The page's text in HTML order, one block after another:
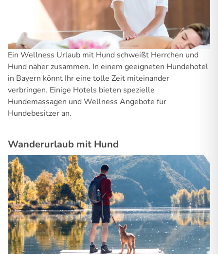
Ein Wellness Urlaub mit Hund schweißt Herrchen und
Hund näher zusammen. In einem geeigneten Hundehotel
in Bayern könnt Ihr eine tolle Zeit miteinander
verbringen. Einige Hotels bieten spezielle
Hundemassagen und Wellness Angebote für
Hundebesitzer an.
Wanderurlaub mit Hund